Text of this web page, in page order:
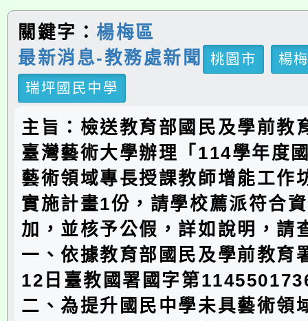
關鍵字： 楊梅區
最新消息-教務處新聞
桃園市
楊
瑞坪國民中學
主旨：檢送教育部國民及學前教
臺灣藝術大學辦理「114學年度
藝術領域專長授課教師增能工作
實施計畫1份，請學校薦派符合
加，並核予公假，詳如說明，請
一、依據教育部國民及學前教育
12日臺教國署國字第
二、為提升國民中學未具藝術領